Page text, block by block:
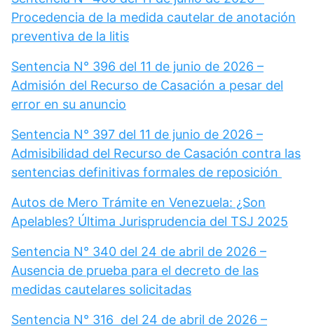
Procedencia de la medida cautelar de anotación
preventiva de la litis
Sentencia N° 396 del 11 de junio de 2026 –
Admisión del Recurso de Casación a pesar del
error en su anuncio
Sentencia N° 397 del 11 de junio de 2026 –
Admisibilidad del Recurso de Casación contra las
sentencias definitivas formales de reposición
Autos de Mero Trámite en Venezuela: ¿Son
Apelables? Última Jurisprudencia del TSJ 2025
Sentencia N° 340 del 24 de abril de 2026 –
Ausencia de prueba para el decreto de las
medidas cautelares solicitadas
Sentencia N° 316 del 24 de abril de 2026 –